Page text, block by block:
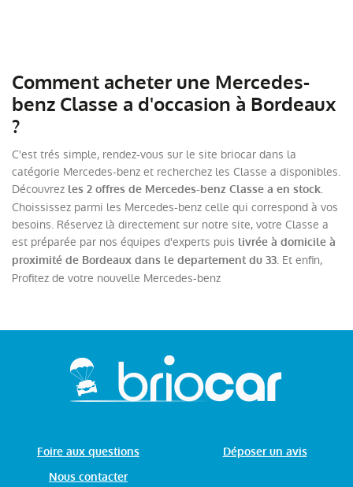
Comment acheter une Mercedes-
benz Classe a d'occasion à Bordeaux
?
C'est trés simple, rendez-vous sur le site briocar dans la
catégorie Mercedes-benz et recherchez les Classe a disponibles.
Découvrez les 2 offres de Mercedes-benz Classe a en stock.
Choississez parmi les Mercedes-benz celle qui correspond à vos
besoins. Réservez là directement sur notre site, votre Classe a
est préparée par nos équipes d'experts puis livrée à domicile à
proximité de Bordeaux dans le departement du 33. Et enfin,
Profitez de votre nouvelle Mercedes-benz
Foire aux questions
Nous contacter
Déposer un avis